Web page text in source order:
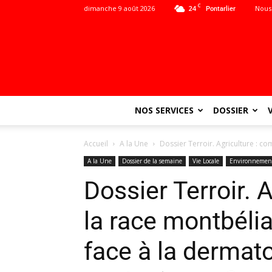
24 C Pontarlier
dimanche 9 août 2026
NOS SERVICES DOSSIER
Accueil A la Une Dossier Terroir. Agriculture :
A la Une Dossier de la semaine Vie Locale
Dossier Terroir.
la race
face à la